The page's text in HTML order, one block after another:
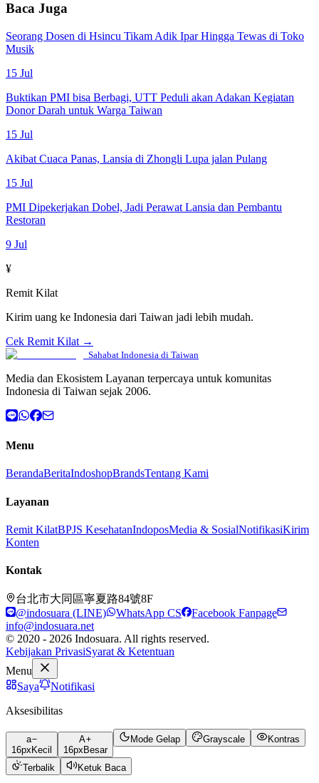
Baca Juga
Seorang Dosen di Hsincu Tikam Adik Ipar Hingga Tewas di Toko
Musik
15 Jul
Buktikan PMI bisa Berbagi, UTT Peduli akan Adakan Kegiatan
Donor Darah untuk Warga Taiwan
15 Jul
Akibat Cuaca Panas, Lansia di Zhongli Lupa jalan Pulang
15 Jul
PMI Dipekerjakan Dobel, Jadi Perawat Lansia dan Pembantu
Restoran
9 Jul
¥
Remit Kilat
Kirim uang ke Indonesia dari Taiwan jadi lebih mudah.
Cek Remit Kilat →
Sahabat Indonesia di Taiwan
Media dan Ekosistem Layanan terpercaya untuk komunitas
Indonesia di Taiwan sejak 2006.
Menu
BerandaBeritaIndoshopBrandsTentang Kami
Layanan
Remit KilatBPJS KesehatanIndoposMedia & SosialNotifikasiKirim
Konten
Kontak
台北市大同區寧夏路84號8F
@indosuara (LINE)
WhatsApp CS
Facebook Fanpage
info@indosuara.net
© 2020 - 2026 Indosuara. All rights reserved.
Kebijakan PrivasiSyarat & Ketentuan
Menu
Saya
Notifikasi
Aksesibilitas
a
16px Kecil
A
16px Besar
Mode Gelap Grayscale Kontras
Terbalik Ketuk Baca